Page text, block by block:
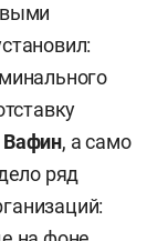
, а само
ряд